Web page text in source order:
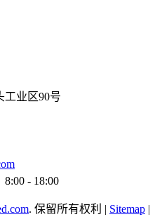
工业区90号
- 18:00
. 保留所有权利 | Sitemap |